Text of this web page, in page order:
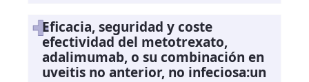
Eficacia, seguridad y coste
efectividad del metotrexato,
adalimumab, o su combinación en
uveitis no anterior, no infeciosa:un